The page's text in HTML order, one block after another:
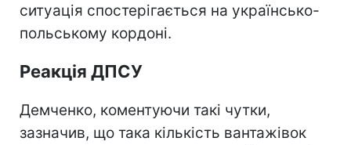
ситуація спостерігається на українсько-
польському кордоні.
Реакція ДПСУ
Демченко, коментуючи такі чутки,
зазначив, що така кількість вантажівок